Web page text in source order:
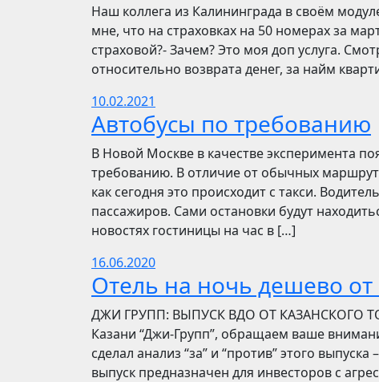
Наш коллега из Калининграда в своём
мне, что на страховках на 50 номерах за
страховой?- Зачем? Это моя доп услуга.
относительно возврата денег, за найм
10.02.2021
Автобусы по требованию
В Новой Москве в качестве эксперимента
требованию. В отличие от обычных
как сегодня это происходит с такси.
пассажиров. Сами остановки будут
новостях гостиницы на час в […]
16.06.2020
Отель на ночь дешево от
​​ДЖИ ГРУПП: ВЫПУСК ВДО ОТ КАЗАНСКОГО
Казани “Джи-Групп”, обращаем ваше
сделал анализ “за” и “против” этого
выпуск предназначен для инвесторов с